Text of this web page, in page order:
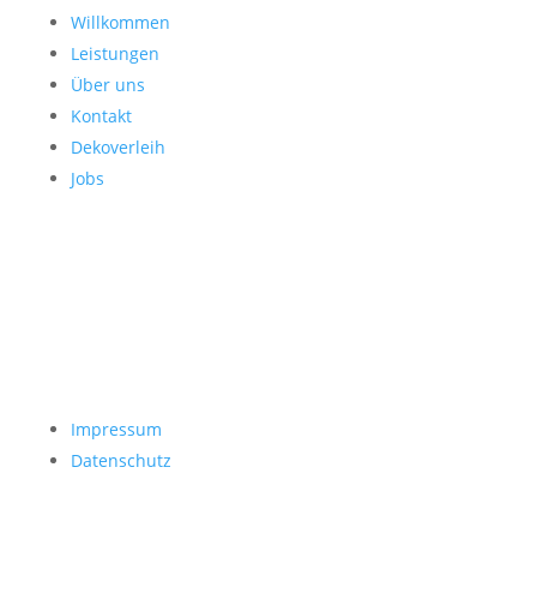
Willkommen
Leistungen
Über uns
Kontakt
Dekoverleih
Jobs
Impressum
Datenschutz